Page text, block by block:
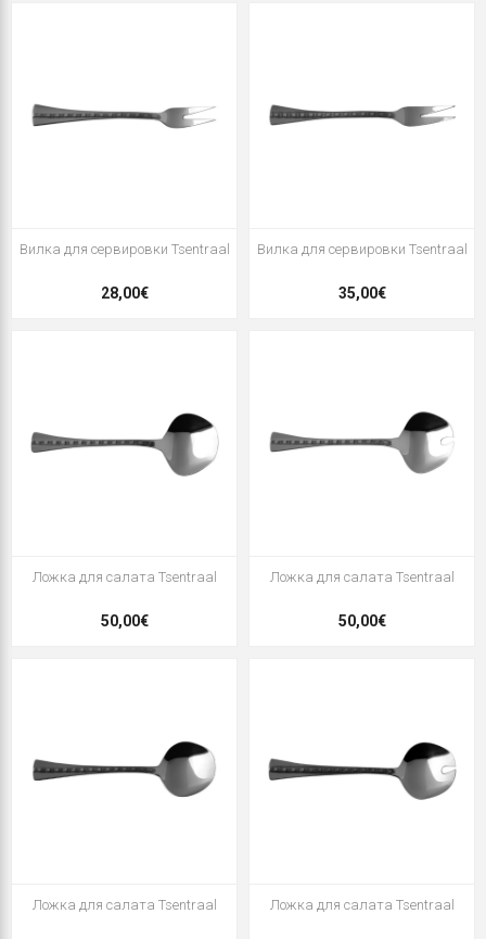
Вилка для сервировки Tsentraal
28,00€
Вилка для сервировки Tsentraal
35,00€
Ложка для салата Tsentraal
50,00€
Ложка для салата Tsentraal
50,00€
Ложка для салата Tsentraal Ложка для салата Tsentraal